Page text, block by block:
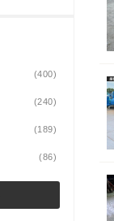
(400)
(240)
(189)
(86)